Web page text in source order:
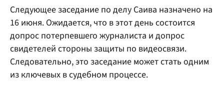
Следующее заседание по делу Саива назначено на
16 июня. Ожидается, что в этот день состоится
допрос потерпевшего журналиста и допрос
свидетелей стороны защиты по видеосвязи.
Следовательно, это заседание может стать одним
из ключевых в судебном процессе.